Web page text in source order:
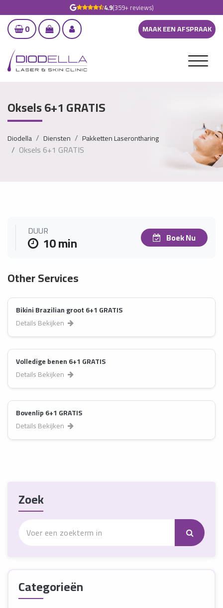
4.9(359+ reviews)
0 MAAK EEN AFSPRAAK
Oksels 6+1 GRATIS
Diodella Diensten Pakketten Laserontharing
Oksels 6+1 GRATIS
DUUR
10 min Boek Nu
Other Services
Bikini Brazilian groot 6+1 GRATIS
Details Bekijken
Volledige benen 6+1 GRATIS
Details Bekijken
Bovenlip 6+1 GRATIS
Details Bekijken
Zoek
Categorieën